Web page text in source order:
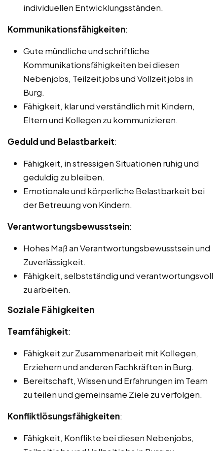
individuellen Entwicklungsständen.
Kommunikationsfähigkeiten:
Gute mündliche und schriftliche
Kommunikationsfähigkeiten bei diesen
Nebenjobs, Teilzeitjobs und Vollzeitjobs in
Burg.
Fähigkeit, klar und verständlich mit Kindern,
Eltern und Kollegen zu kommunizieren.
Geduld und Belastbarkeit:
Fähigkeit, in stressigen Situationen ruhig und
geduldig zu bleiben.
Emotionale und körperliche Belastbarkeit bei
der Betreuung von Kindern.
Verantwortungsbewusstsein:
Hohes Maß an Verantwortungsbewusstsein und
Zuverlässigkeit.
Fähigkeit, selbstständig und verantwortungsvoll
zu arbeiten.
Soziale Fähigkeiten
Teamfähigkeit:
Fähigkeit zur Zusammenarbeit mit Kollegen,
Erziehern und anderen Fachkräften in Burg.
Bereitschaft, Wissen und Erfahrungen im Team
zu teilen und gemeinsame Ziele zu verfolgen.
Konfliktlösungsfähigkeiten:
Fähigkeit, Konflikte bei diesen Nebenjobs,